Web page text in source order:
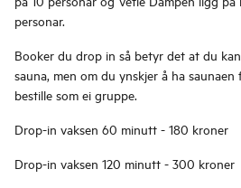
personar.
Booker du drop in så betyr det at du
sauna, men om du ynskjer å ha
bestille som ei gruppe.
Drop-in vaksen 60 minutt - 180 kroner
Drop-in vaksen 120 minutt - 300 kroner